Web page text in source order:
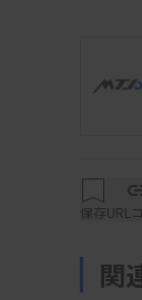
働大
会員
受講
保存URL
関